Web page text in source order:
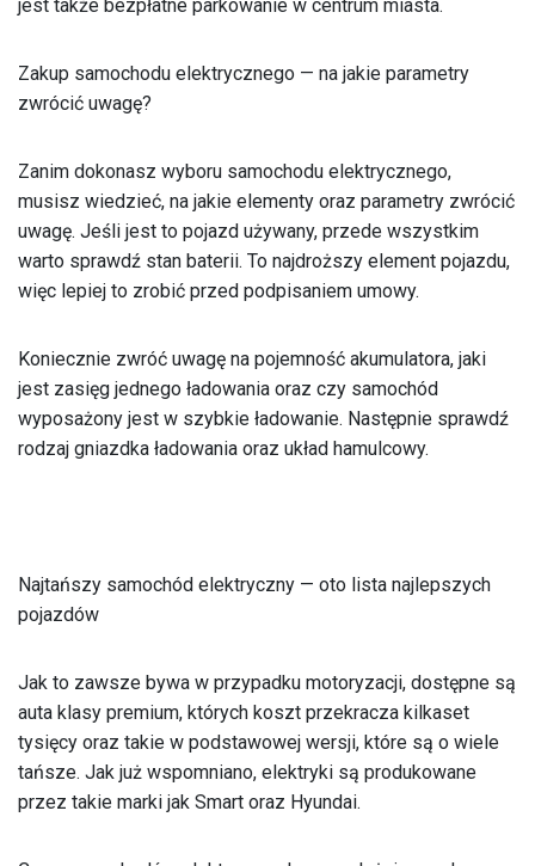
jest także bezpłatne parkowanie w centrum miasta.
Zakup samochodu elektrycznego — na jakie parametry
zwrócić uwagę?
Zanim dokonasz wyboru samochodu elektrycznego,
musisz wiedzieć, na jakie elementy oraz parametry zwrócić
uwagę. Jeśli jest to pojazd używany, przede wszystkim
warto sprawdź stan baterii. To najdroższy element pojazdu,
więc lepiej to zrobić przed podpisaniem umowy.
Koniecznie zwróć uwagę na pojemność akumulatora, jaki
jest zasięg jednego ładowania oraz czy samochód
wyposażony jest w szybkie ładowanie. Następnie sprawdź
rodzaj gniazdka ładowania oraz układ hamulcowy.
Najtańszy samochód elektryczny — oto lista najlepszych
pojazdów
Jak to zawsze bywa w przypadku motoryzacji, dostępne są
auta klasy premium, których koszt przekracza kilkaset
tysięcy oraz takie w podstawowej wersji, które są o wiele
tańsze. Jak już wspomniano, elektryki są produkowane
przez takie marki jak Smart oraz Hyundai.